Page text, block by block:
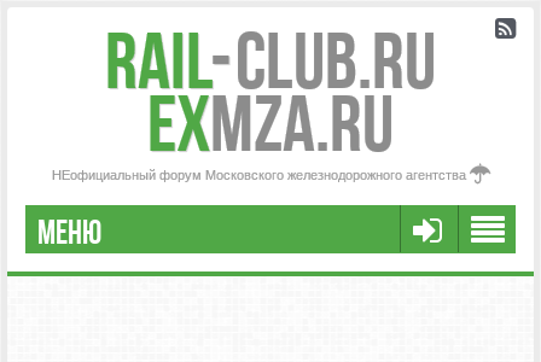
Rail-Club.RU
exMZA.RU
НЕофициальный форум Московского железнодорожного агентства
МЕНЮ
РЕГИСТРАЦИЯ